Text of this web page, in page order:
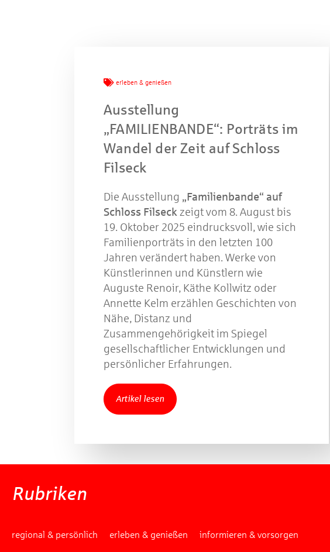
erleben & genießen
Ausstellung
„FAMILIENBANDE“: Porträts im
Wandel der Zeit auf Schloss
Filseck
Die Ausstellung „Familienbande“ auf
Schloss Filseckzeigt vom 8. August bis
19. Oktober 2025 eindrucksvoll, wie sich
Familienporträts in den letzten 100
Jahren verändert haben. Werke von
Künstlerinnen und Künstlern wie
Auguste Renoir, Käthe Kollwitz oder
Annette Kelm erzählen Geschichten von
Nähe, Distanz und
Zusammengehörigkeit im Spiegel
gesellschaftlicher Entwicklungen und
persönlicher Erfahrungen.
Artikel lesen
Rubriken
regional & persönlich erleben & genießen informieren & vorsorgen